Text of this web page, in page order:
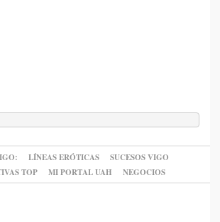
LÍNEAS ERÓTICAS
SUCESOS VIGO
TOP
MI PORTAL UAH NEGOCIOS